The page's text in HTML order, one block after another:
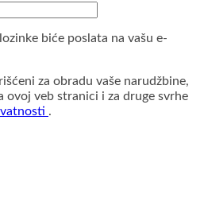
biće poslata na vašu e-
za obradu vaše narudžbine,
ovoj veb stranici i za druge svrhe
.